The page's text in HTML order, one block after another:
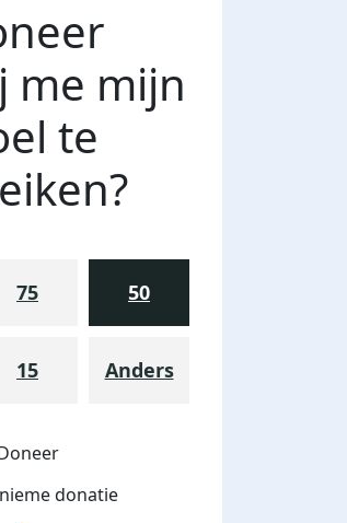
me mijn
te
75 50
15 Anders
donatie